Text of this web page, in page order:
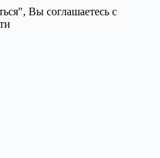
Вы соглашаетесь с